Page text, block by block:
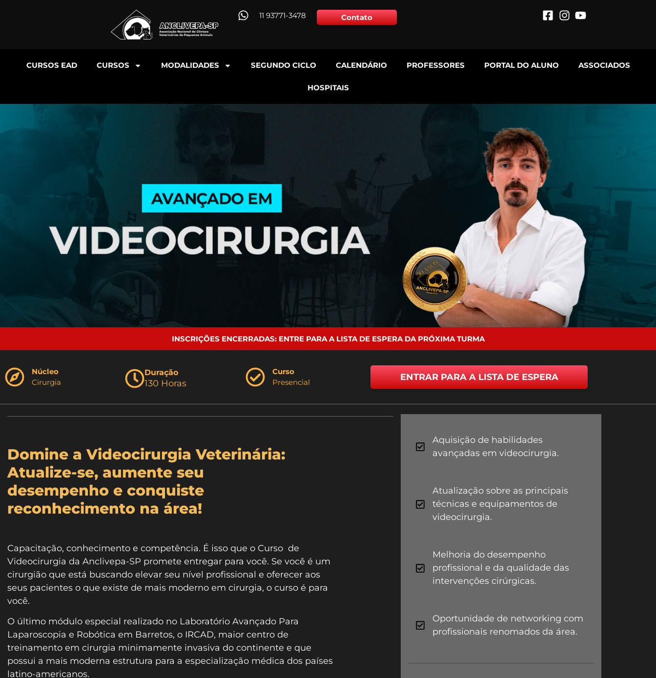
11 93771-3478 Contato
CURSOS EAD CURSOS MODALIDADES SEGUNDO CICLO CALENDÁRIO PROFESSORES PORTAL DO ALUNO ASSOCIADOS
HOSPITAIS
INSCRIÇÕES ENCERRADAS: ENTRE PARA A LISTA DE ESPERA DA PRÓXIMA TURMA
Núcleo
Cirurgia
Duração
130 Horas
Curso
Presencial
ENTRAR PARA A LISTA DE ESPERA
Domine a Videocirurgia Veterinária:
Atualize-se, aumente seu
desempenho e conquiste
reconhecimento na área!
Capacitação, conhecimento e competência. É isso que o Curso de
Videocirurgia da Anclivepa-SP promete entregar para você. Se você é um
cirurgião que está buscando elevar seu nível profissional e oferecer aos
seus pacientes o que existe de mais moderno em cirurgia, o curso é para
você.
O último módulo especial realizado no Laboratório Avançado Para
Laparoscopia e Robótica em Barretos, o IRCAD, maior centro de
treinamento em cirurgia minimamente invasiva do continente e que
possui a mais moderna estrutura para a especialização médica dos países
latino-americanos.
Aquisição de habilidades
avançadas em videocirurgia.
Atualização sobre as principais
técnicas e equipamentos de
videocirurgia.
Melhoria do desempenho
profissional e da qualidade das
intervenções cirúrgicas.
Oportunidade de networking com
profissionais renomados da área.